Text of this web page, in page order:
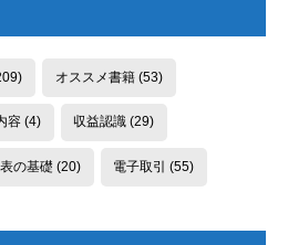
オススメ書籍(53)
容(4) 収益認識 (29)
の基礎 (20) 電子取引 (55)